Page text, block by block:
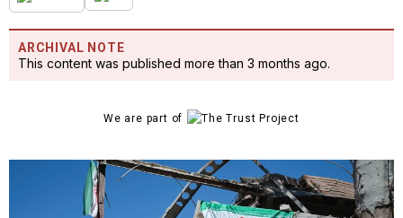
ARCHIVAL NOTE
This content was published more than 3 months ago.
We are part of